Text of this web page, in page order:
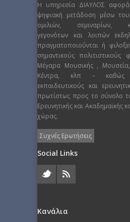
Η υπηρεσία ΔΙΑΥΛΟΣ αφορά
ψηφιακή μετάδοση μέσω του
ομιλιών, σεμιναρίων,
γεγονότων και λοιπών
πραγματοποιούνται ή
σημαντικούς πολιτιστικούς
Μέγαρα Μουσικής ,
Κέντρα, κλπ –
εκπαιδευτικούς και
πρωτίστως προς το σύνολο
Ερευνητικής και Ακαδημαϊκής
χώρας.
Συχνές Ερωτήσεις
Social Links
Κανάλια